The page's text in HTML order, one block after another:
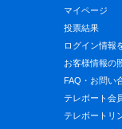
マイページ
投票結果
ログイン情報
お客様情報の
FAQ・お問い
テレボート会
テレボートリ